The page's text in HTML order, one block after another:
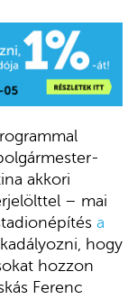
akkori
– mai
a
hogy
hozzon
Ferenc